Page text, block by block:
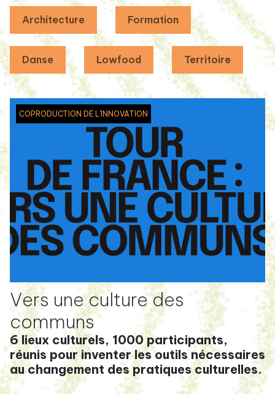
Architecture Formation
Danse Lowfood Territoire
COPRODUCTION DE L'INNOVATION
Vers une culture des
communs
6 lieux culturels, 1000 participants,
réunis pour inventer les outils nécessaires
au changement des pratiques culturelles.